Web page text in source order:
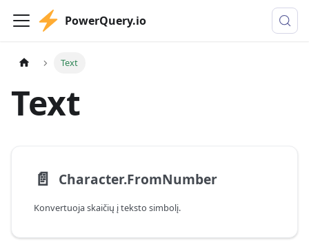
PowerQuery.io
Text
Text
📄️ Character.FromNumber
Konvertuoja skaičių į teksto simbolį.